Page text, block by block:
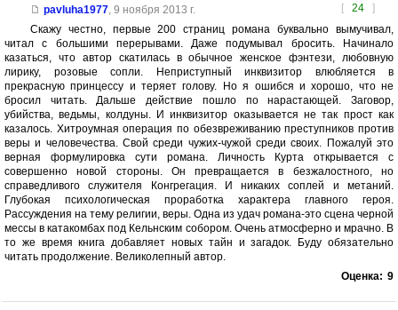
[ 24 ]
pavluha1977, 9 ноября 2013 г.
Скажу честно, первые 200 страниц романа буквально вымучивал,
читал с большими перерывами. Даже подумывал бросить. Начинало
казаться, что автор скатилась в обычное женское фэнтези, любовную
лирику, розовые сопли. Неприступный инквизитор влюбляется в
прекрасную принцессу и теряет голову. Но я ошибся и хорошо, что не
бросил читать. Дальше действие пошло по нарастающей. Заговор,
убийства, ведьмы, колдуны. И инквизитор оказывается не так прост как
казалось. Хитроумная операция по обезвреживанию преступников против
веры и человечества. Свой среди чужих-чужой среди своих. Пожалуй это
верная формулировка сути романа. Личность Курта открывается с
совершенно новой стороны. Он превращается в безжалостного, но
справедливого служителя Конгрегация. И никаких соплей и метаний.
Глубокая психологическая проработка характера главного героя.
Рассуждения на тему религии, веры. Одна из удач романа-это сцена черной
мессы в катакомбах под Кельнским собором. Очень атмосферно и мрачно. В
то же время книга добавляет новых тайн и загадок. Буду обязательно
читать продолжение. Великолепный автор.
Оценка: 9